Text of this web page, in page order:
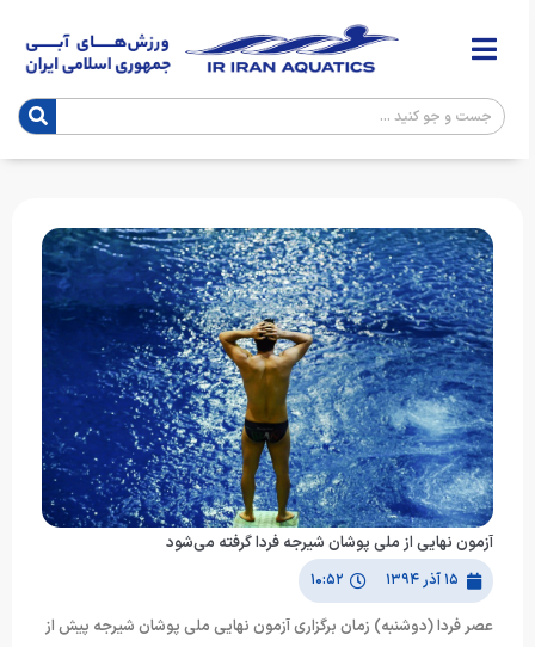
آزمون نهایی از ملی پوشان شیرجه فردا گرفته می‌شود
۱۵ آذر ۱۳۹۴ ۱۰:۵۲
عصر فردا (دوشنبه) زمان برگزاری آزمون نهایی ملی پوشان شیرجه پیش از